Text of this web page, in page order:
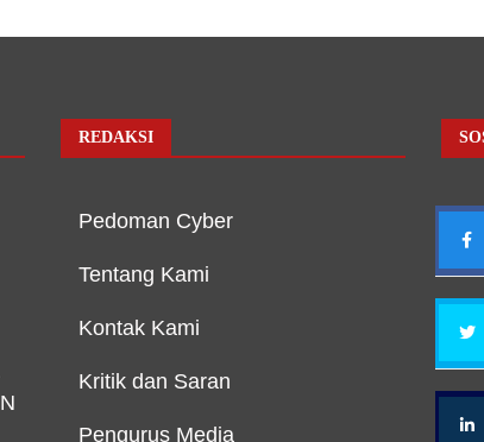
REDAKSI
Pedoman Cyber
Tentang Kami
Kontak Kami
Kritik dan Saran
Pengurus Media